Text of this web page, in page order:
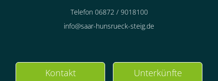
Telefon 06872 / 9018100
info@saar-hunsrueck-steig.de
Kontakt Unterkünfte